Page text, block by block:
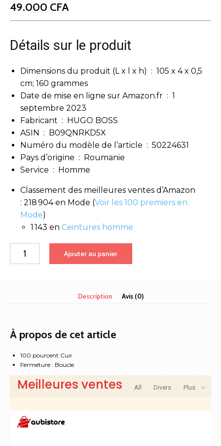
49.000 CFA
Détails sur le produit
Dimensions du produit (L x l x h) ‏ : ‎ 105 x 4 x 0,5
cm; 160 grammes
Date de mise en ligne sur Amazon.fr ‏ : ‎ 1
septembre 2023
Fabricant ‏ : ‎ HUGO BOSS
ASIN ‏ : ‎ B09QNRKD5X
Numéro du modèle de l’article ‏ : ‎ 50224631
Pays d’origine ‏ : ‎ Roumanie
Service ‏ : ‎ Homme
Classement des meilleures ventes d’Amazon
: 218 904 en Mode (Voir les 100 premiers en
Mode)
1 143 en Ceintures homme
quantité
Ajouter au panier
Description Avis (0)
À propos de cet article
100 pourcent Cuir
Fermeture : Boucle
Meilleures ventes All Divers Plus